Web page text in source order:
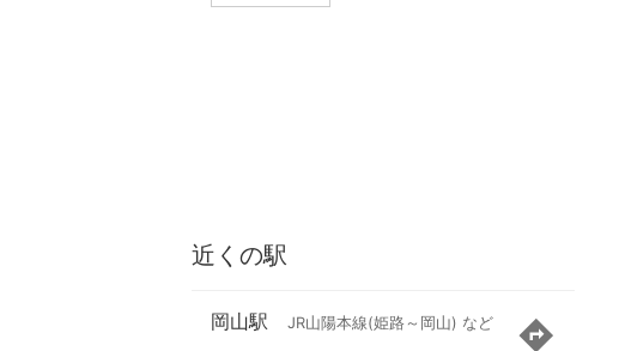
近くの駅
岡山駅 JR山陽本線(姫路～岡山) など